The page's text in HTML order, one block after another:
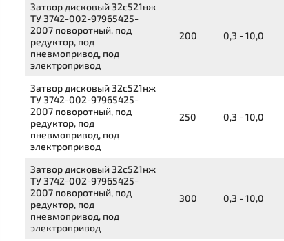
Затвор дисковый 32с521нж
ТУ 3742-002-97965425-
2007 поворотный, под
редуктор, под
пневмопривод, под
электропривод
200 0,3 - 10,0
Затвор дисковый 32с521нж
ТУ 3742-002-97965425-
2007 поворотный, под
редуктор, под
пневмопривод, под
электропривод
250 0,3 - 10,0
Затвор дисковый 32с521нж
ТУ 3742-002-97965425-
2007 поворотный, под
редуктор, под
пневмопривод, под
электропривод
300 0,3 - 10,0